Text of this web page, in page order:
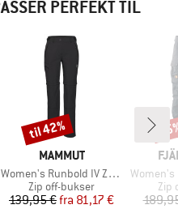
PERFEKT TIL
MÆRKE
MAMMUT
Artikel
Women's Runbold IV Zip Off Pants
Produktgruppe
Zip off-bukser
Pris
139,95 € Nedsat pris
fra 81,17 €
Rabat
til 42%
Artikel
Women's
Zip